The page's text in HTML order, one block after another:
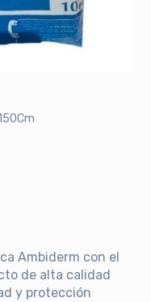
Ambiderm con el
de alta calidad
y protección